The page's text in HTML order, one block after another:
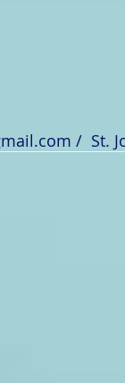
/ St.